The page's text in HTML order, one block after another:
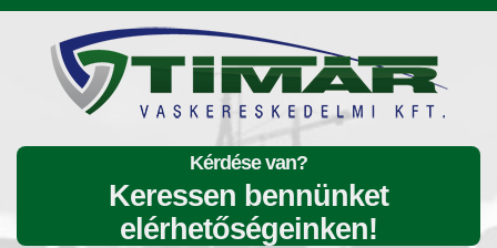
Kérdése van?
Keressen bennünket
elérhetőségeinken!